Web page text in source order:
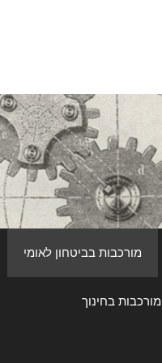
מורכבות בביטחון לאומי
מורכבות בחינוך